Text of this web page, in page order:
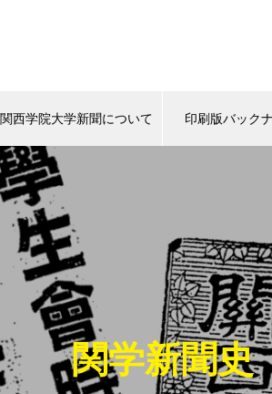
関西学院大学新聞について 印刷版バック
タイムスリップ
（ポプラ）上下水道にマ
ルから関心を
関学新聞史